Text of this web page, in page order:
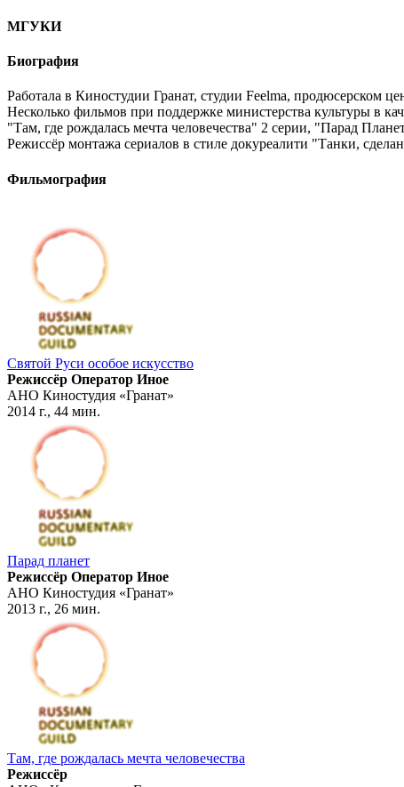
МГУКИ
Биография
Работала в Киностудии Гранат, студии Feelma, продюсерском
Несколько фильмов при поддержке министерства культуры в
"Там, где рождалась мечта человечества" 2 серии, "Парад
Режиссёр монтажа сериалов в стиле докуреалити "Танки,
Фильмография
Святой Руси особое искусство
Режиссёр Оператор Иное
АНО Киностудия «Гранат»
2014 г., 44 мин.
Парад планет
Режиссёр Оператор Иное
АНО Киностудия «Гранат»
2013 г., 26 мин.
Там, где рождалась мечта человечества
Режиссёр